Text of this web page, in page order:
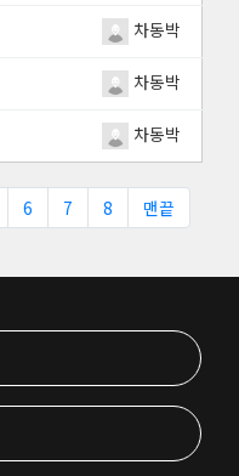
차동박
차동박
차동박
6 7 8 맨끝